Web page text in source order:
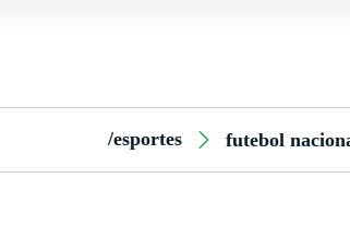
/esportes futebol